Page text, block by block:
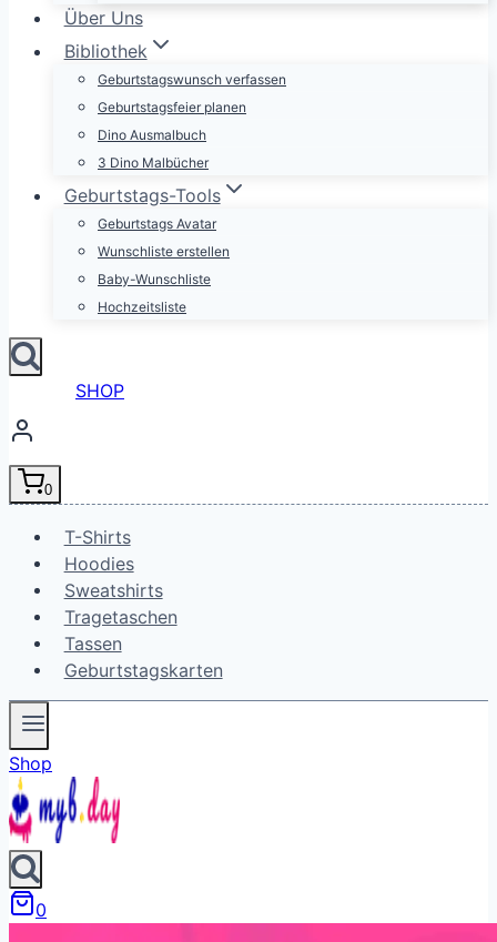
Über Uns
Bibliothek
Geburtstagswunsch verfassen
Geburtstagsfeier planen
Dino Ausmalbuch
3 Dino Malbücher
Geburtstags-Tools
Geburtstags Avatar
Wunschliste erstellen
Baby-Wunschliste
Hochzeitsliste
SHOP
0
T-Shirts
Hoodies
Sweatshirts
Tragetaschen
Tassen
Geburtstagskarten
Shop
0